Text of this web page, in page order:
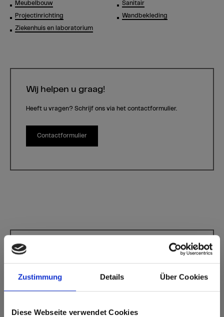
Zustimmung Details Über Cookies
Diese Webseite verwendet Cookies
Meubelbouw
Projectinrichting
Ziekenhuis en laboratorium
Sanitair
Wandbekleding
Wij helpen u graag!
Heeft u vragen? Schrijf ons via het contactformulier.
Contactformulier
Max Compact Interior Black core 0742
Pebble Grey
Deze kleur is niet richtinggebonden.
Dichtstbijzijnde NCS-code: S 1002-Y
Dichtstbijzijnde CMYK-code: 0-2-15-7